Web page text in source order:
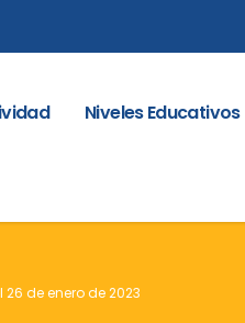
Niveles Educativos
de enero de 2023